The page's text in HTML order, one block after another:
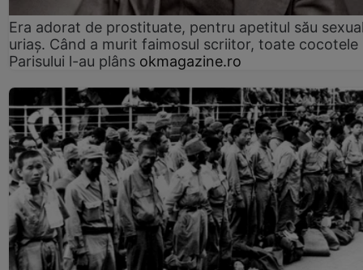
Era adorat de prostituate, pentru apetitul său
uriaș. Când a murit faimosul scriitor, toate cocotele
Parisului l-au plâns okmagazine.ro